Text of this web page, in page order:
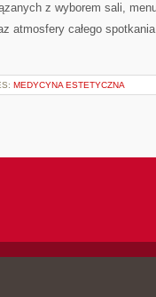
z wyborem sali,
atmosfery całego
MEDYCYNA ESTETYCZNA